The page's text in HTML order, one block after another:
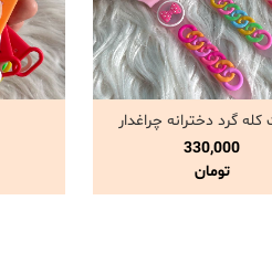
مشاهده و خرید
گرد دخترانه چراغدار
330,000
تومان